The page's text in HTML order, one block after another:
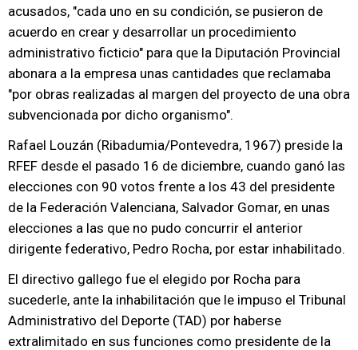
acusados, "cada uno en su condición, se pusieron de
acuerdo en crear y desarrollar un procedimiento
administrativo ficticio" para que la Diputación Provincial
abonara a la empresa unas cantidades que reclamaba
"por obras realizadas al margen del proyecto de una obra
subvencionada por dicho organismo".
Rafael Louzán (Ribadumia/Pontevedra, 1967) preside la
RFEF desde el pasado 16 de diciembre, cuando ganó las
elecciones con 90 votos frente a los 43 del presidente
de la Federación Valenciana, Salvador Gomar, en unas
elecciones a las que no pudo concurrir el anterior
dirigente federativo, Pedro Rocha, por estar inhabilitado.
El directivo gallego fue el elegido por Rocha para
sucederle, ante la inhabilitación que le impuso el Tribunal
Administrativo del Deporte (TAD) por haberse
extralimitado en sus funciones como presidente de la